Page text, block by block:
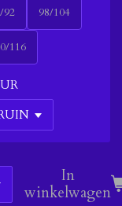
92 98/104
116
In
winkelwagen